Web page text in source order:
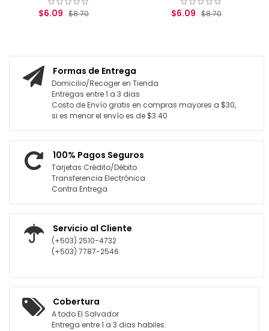
Formas de Entrega
Domicilio/Recoger en Tienda
Entregas entre 1 a 3 dias
Costo de Envío gratis en compras mayores a $30,
si es menor el envío es de $3.40
100% Pagos Seguros
Tarjetas Crédito/Débito
Transferencia Electrónica
Contra Entrega
Servicio al Cliente
(+503) 2510-4732
(+503) 7787-2546
Cobertura
A todo El Salvador
Entrega entre 1 a 3 dias habiles.